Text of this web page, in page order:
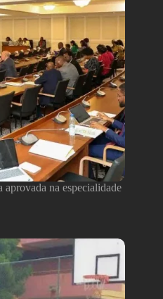
aprovada na especialidade